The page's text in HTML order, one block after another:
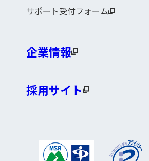
サポート受付フォーム
企業情報
採用サイト